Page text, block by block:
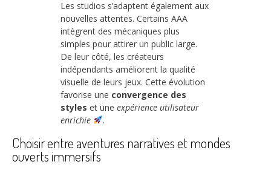
Les studios s’adaptent également aux
nouvelles attentes. Certains AAA
intègrent des mécaniques plus
simples pour attirer un public large.
De leur côté, les créateurs
indépendants améliorent la qualité
visuelle de leurs jeux. Cette évolution
favorise une convergence des
styles et une expérience utilisateur
enrichie
.
Choisir entre aventures narratives et mondes
ouverts immersifs